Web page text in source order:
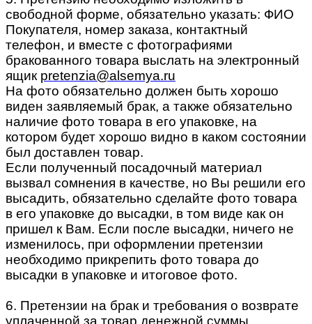
свободной форме, обязательно указать: ФИО
Покупателя, номер заказа, контактный
телефон, и вместе с фотографиями
бракованного товара выслать на электронный
ящик pretenzia@alsemya.ru
На фото обязательно должен быть хорошо
виден заявляемый брак, а также обязательно
наличие фото товара в его упаковке, на
котором будет хорошо видно в каком состоянии
был доставлен товар.
Если полученный посадочный материал
вызвал сомнения в качестве, но Вы решили его
высадить, обязательно сделайте фото товара
в его упаковке до высадки, в том виде как он
пришел к Вам. Если после высадки, ничего не
изменилось, при оформлении претензии
необходимо прикрепить фото товара до
высадки в упаковке и итоговое фото.
6. Претензии на брак и требования о возврате
уплаченной за товар денежной суммы